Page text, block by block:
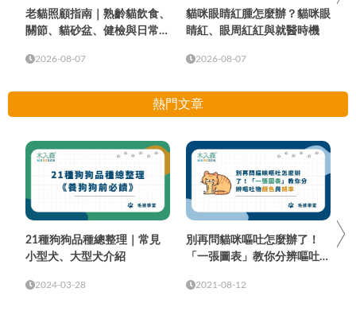
老貓照顧指南｜熟齡貓飲食、
關節、貓砂盆、健檢與日常照
2026-08-07
貓咪眼睛紅腫怎麼辦？貓咪眼
睛紅、眼周紅紅與就醫時機
2026-08-07
熱門文章
21種狗狗品種總整理｜常見
小型犬、大型犬介紹
2024-03-28
別再問貓咪嘔吐怎麼辦了！
「一張圖表」教你分辨嘔吐物
2021-08-12